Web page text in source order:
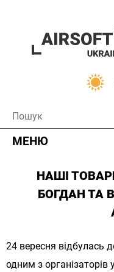
МЕНЮ
НАШІ
БОГДАН ТА
24 вересня відбулась
одним з організаторів